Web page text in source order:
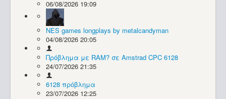
06/08/2026 19:09
NES games longplays by metalcandyman
04/08/2026 20:05
Πρόβλημα με RAM? σε Amstrad CPC 6128
24/07/2026 21:35
6128 πρόβλημα
23/07/2026 12:25